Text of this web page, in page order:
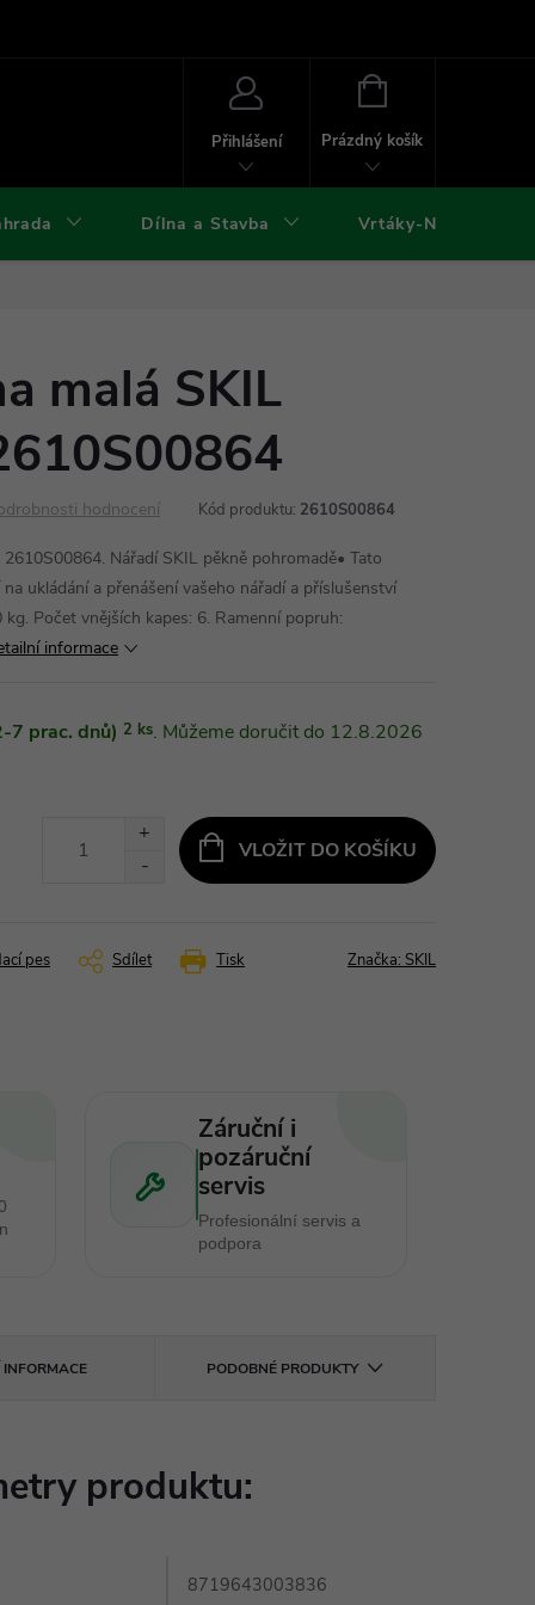
Přihlášení
NÁKUPNÍ
Prázdný košík
Dílna a Stavba Vrtáky-Nástroje
malá SKIL
hodnocení Kód produktu: 2610S00864
Nářadí SKIL pěkně pohromadě• Tato
ukládání a přenášení vašeho nářadí a příslušenství
Počet vnějších kapes: 6. Ramenní popruh:
informace
7 prac. dnů) 2 ks 12.8.2026
VLOŽIT DO KOŠÍKU
Tisk
pes Sdílet Značka: SKIL
Záruční i
pozáruční
servis
Profesionální servis a
podpora
PODOBNÉ PRODUKTY
produktu:
8719643003836